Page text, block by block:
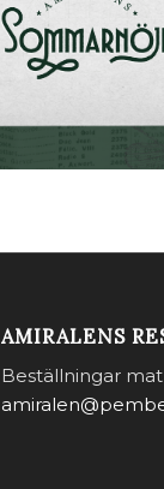
AMIRALENS
Beställningar